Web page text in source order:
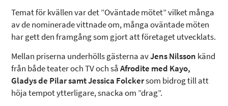
Temat för kvällen var det ”Oväntade mötet” vilket många
av de nominerade vittnade om, många oväntade möten
har gett den framgång som gjort att företaget utvecklats.
Mellan priserna underhölls gästerna avJens Nilsson känd
från både teater och TV och såAfrodite med Kayo,
Gladys de Pilar samt Jessica Folckersom bidrog till att
höja tempot ytterligare, snacka om ”drag”.